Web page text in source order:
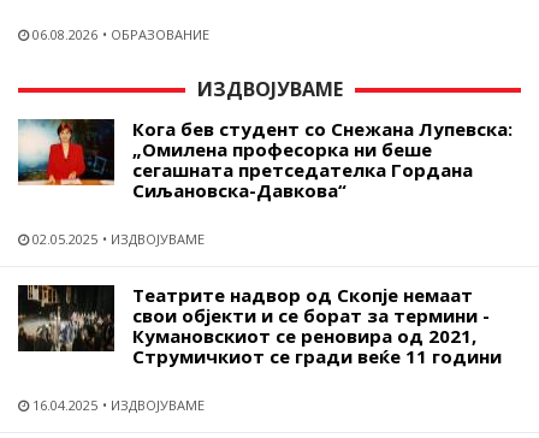
06.08.2026 ОБРАЗОВАНИЕ
ИЗДВОЈУВАМЕ
Кога бев студент со Снежана Лупевска:
„Омилена професорка ни беше
сегашната претседателка Гордана
Сиљановска-Давкова“
02.05.2025 ИЗДВОЈУВАМЕ
Театрите надвор од Скопје немаат
свои објекти и се борат за термини -
Кумановскиот се реновира од 2021,
Струмичкиот се гради веќе 11 години
16.04.2025 ИЗДВОЈУВАМЕ